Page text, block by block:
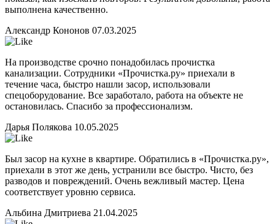
выполнена качественно.
Александр Кононов 07.03.2025
На производстве срочно понадобилась прочистка
канализации. Сотрудники «Прочистка.ру» приехали в
течение часа, быстро нашли засор, использовали
спецоборудование. Все заработало, работа на объекте не
остановилась. Спасибо за профессионализм.
Дарья Полякова 10.05.2025
Был засор на кухне в квартире. Обратились в «Прочистка.ру»,
приехали в этот же день, устранили все быстро. Чисто, без
разводов и повреждений. Очень вежливый мастер. Цена
соответствует уровню сервиса.
Альбина Дмитриева 21.04.2025